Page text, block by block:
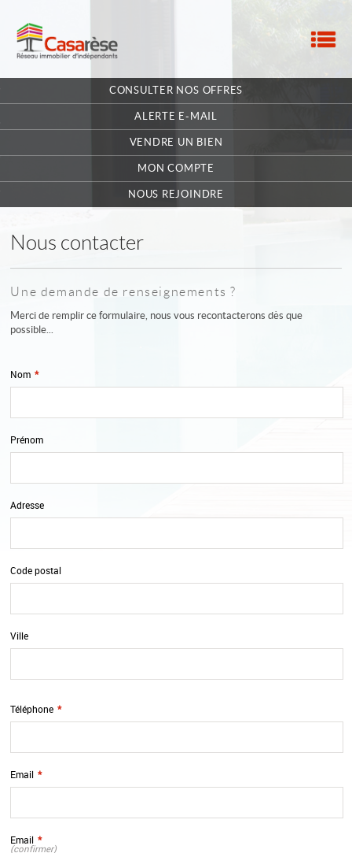
NOTRE RÉSEAU
MA SÉLECTION 0
CONSULTER NOS OFFRES
ALERTE E-MAIL
VENDRE UN BIEN
MON COMPTE
NOUS REJOINDRE
Nous contacter
Une demande de renseignements ?
Merci de remplir ce formulaire, nous vous recontacterons dès que
possible...
Nom *
Prénom
Adresse
Code postal
Ville
Téléphone *
Email *
Email *
(confirmer)